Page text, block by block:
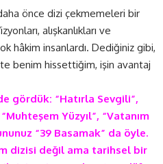
önce dizi çekmemeleri bir
alışkanlıkları ve
hâkim insanlardı. Dediğiniz gibi,
benim hissettiğim, işin avantaj
gördük: “Hatırla Sevgili”,
Yüzyıl”, “Vatanım
“39 Basamak” da öyle.
dizisi değil ama tarihsel bir